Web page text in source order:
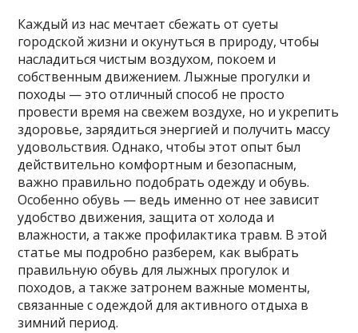
Каждый из нас мечтает сбежать от суеты
городской жизни и окунуться в природу, чтобы
насладиться чистым воздухом, покоем и
собственным движением. Лыжные прогулки и
походы — это отличный способ не просто
провести время на свежем воздухе, но и укрепить
здоровье, зарядиться энергией и получить массу
удовольствия. Однако, чтобы этот опыт был
действительно комфортным и безопасным,
важно правильно подобрать одежду и обувь.
Особенно обувь — ведь именно от нее зависит
удобство движения, защита от холода и
влажности, а также профилактика травм. В этой
статье мы подробно разберем, как выбрать
правильную обувь для лыжных прогулок и
походов, а также затронем важные моменты,
связанные с одеждой для активного отдыха в
зимний период.